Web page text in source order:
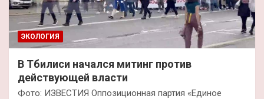
ЭКОЛОГИЯ
В Тбилиси начался митинг против
действующей власти
Фото: ИЗВЕСТИЯ Оппозиционная партия «Единое